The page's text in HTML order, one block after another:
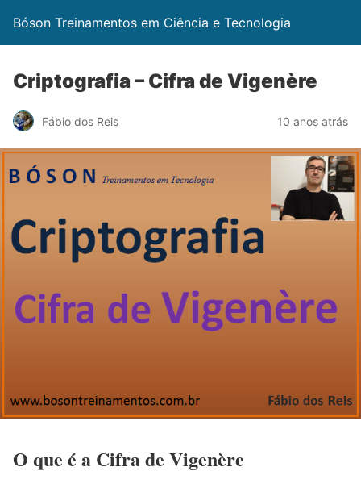
Bóson Treinamentos em Ciência e Tecnologia
Criptografia – Cifra de Vigenère
Fábio dos Reis 10 anos atrás
O que é a Cifra de Vigenère